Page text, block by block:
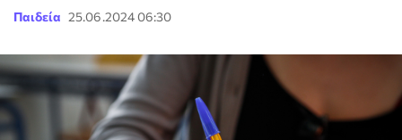
Παιδεία 25.06.2024 06:30